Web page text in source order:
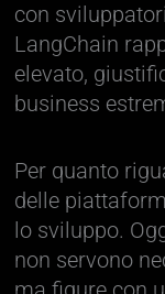
con
LangChain
elevato,
business
Per quanto
delle
lo sviluppo.
non servono